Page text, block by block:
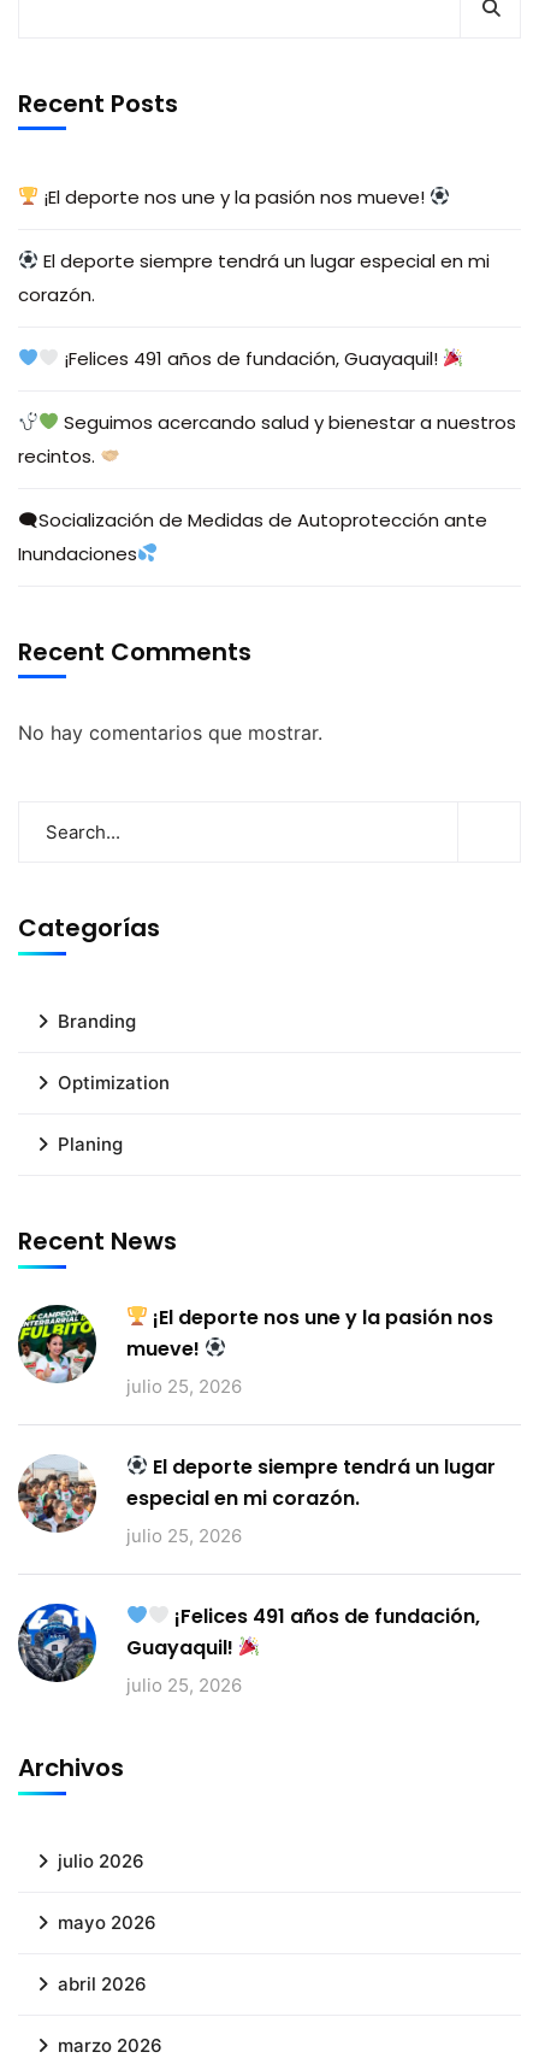
Recent Posts
¡El deporte nos une y la pasión nos mueve!
El deporte siempre tendrá un lugar especial en mi
corazón.
¡Felices 491 años de fundación, Guayaquil!
Seguimos acercando salud y bienestar a nuestros
recintos.
🗨Socialización de Medidas de Autoprotección ante
Inundaciones
Recent Comments
No hay comentarios que mostrar.
Categorías
Branding
Optimization
Planing
Recent News
¡El deporte nos une y la pasión nos
mueve!
julio 25, 2026
El deporte siempre tendrá un lugar
especial en mi corazón.
julio 25, 2026
¡Felices 491 años de fundación,
Guayaquil!
julio 25, 2026
Archivos
julio 2026
mayo 2026
abril 2026
marzo 2026